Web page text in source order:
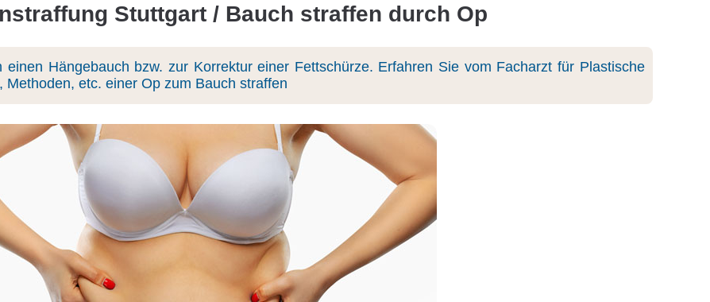
Stuttgart / Bauch straffen durch Op
Hängebauch bzw. zur Korrektur einer Fettschürze. Erfahren Sie vom Facharzt für Plastische
etc. einer Op zum Bauch straffen